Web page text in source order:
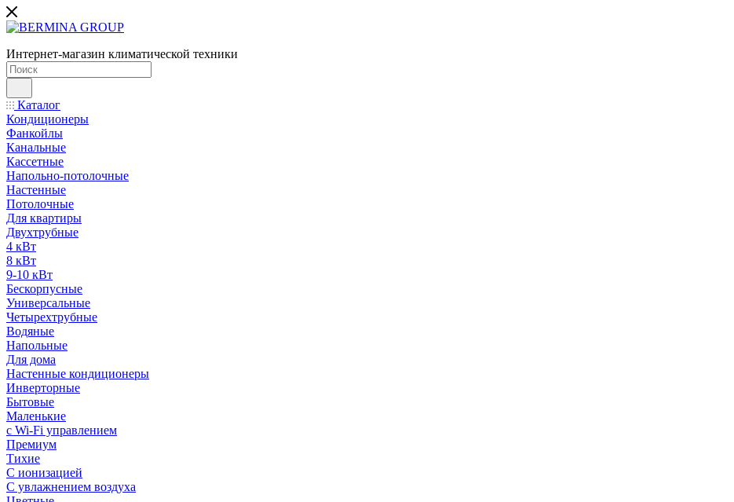
Интернет-магазин климатической техники
Каталог
Кондиционеры
Фанкойлы
Канальные
Кассетные
Напольно-потолочные
Настенные
Потолочные
Для квартиры
Двухтрубные
4 кВт
8 кВт
9-10 кВт
Бескорпусные
Универсальные
Четырехтрубные
Водяные
Напольные
Для дома
Настенные кондиционеры
Инверторные
Бытовые
Маленькие
с Wi-Fi управлением
Премиум
Тихие
С ионизацией
С увлажнением воздуха